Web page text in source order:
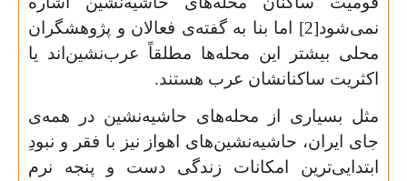
نمی‌شود[2] اما بنا به گفته‌ی فعالان و پژوهشگران
محلی بیشتر این محله‌ها مطلقاً عرب‌نشین‌اند یا
اکثریت ساکنانشان عرب هستند.
مثل بسیاری از محله‌های حاشیه‌نشین در همه‌ی
جای ایران، حاشیه‌نشین‌های اهواز نیز با فقر و نبودِ
ابتدایی‌ترین امکانات زندگی دست و پنجه نرم